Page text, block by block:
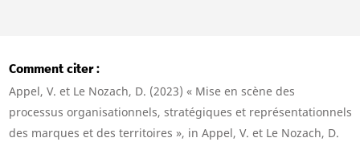
Comment citer
Appel, V. et Le Nozach, D. (2023) « Mise en scène des
processus organisationnels, stratégiques et représentationnels
des marques et des territoires », in Appel, V. et Le Nozach, D.